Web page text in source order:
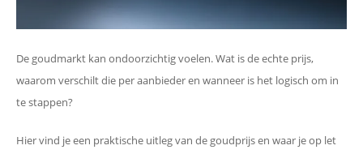
De goudmarkt kan ondoorzichtig voelen. Wat is de echte prijs,
waarom verschilt die per aanbieder en wanneer is het logisch om in
te stappen?
Hier vind je een praktische uitleg van de goudprijs en waar je op let